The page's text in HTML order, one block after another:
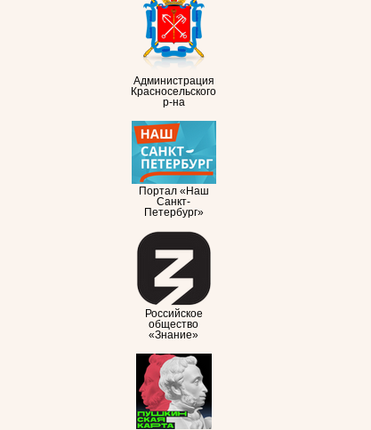
Администрация
Красносельского
р-на
Портал «Наш
Санкт-
Петербург»
Российское
общество
«Знание»